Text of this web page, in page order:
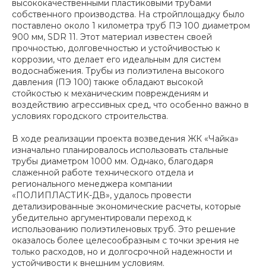
высококачественными пластиковыми трубами
собственного производства. На стройплощадку было
поставлено около 1 километра труб ПЭ 100 диаметром
900 мм, SDR 11. Этот материал известен своей
прочностью, долговечностью и устойчивостью к
коррозии, что делает его идеальным для систем
водоснабжения. Трубы из полиэтилена высокого
давления (ПЭ 100) также обладают высокой
стойкостью к механическим повреждениям и
воздействию агрессивных сред, что особенно важно в
условиях городского строительства.
В ходе реализации проекта возведения ЖК «Чайка»
изначально планировалось использовать стальные
трубы диаметром 1000 мм. Однако, благодаря
слаженной работе технического отдела и
регионального менеджера компании
«ПОЛИПЛАСТИК-ДВ», удалось провести
детализированные экономические расчеты, которые
убедительно аргументировали переход к
использованию полиэтиленовых труб. Это решение
оказалось более целесообразным с точки зрения не
только расходов, но и долгосрочной надежности и
устойчивости к внешним условиям.